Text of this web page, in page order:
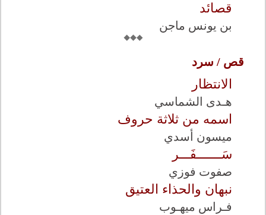
قصائد
بن يونس ماجن
قص / سرد
الانتظار
هـدى الشماسي
اسمه من ثلاثة حروف
ميسون أسدي
سَـــــــفَـــر
صفوت فوزي
نبهان والحذاء العتيق
فـراس ميهـوب